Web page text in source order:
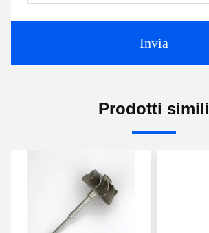
Invia
Prodotti simili